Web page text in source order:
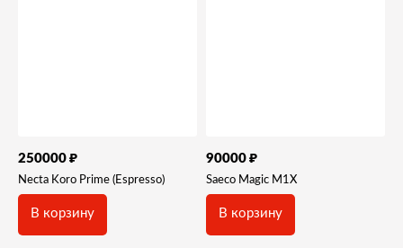
250000 ₽
Necta Koro Prime (Espresso)
В корзину
90000 ₽
Saeco Magic M1X
В корзину